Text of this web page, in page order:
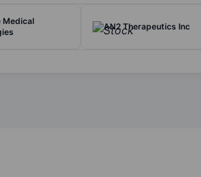
Medical
AN2 Therapeutics Inc